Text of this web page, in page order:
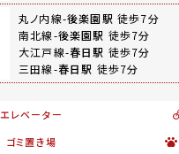
丸ノ内線-後楽園駅 徒歩7分
南北線-後楽園駅 徒歩7分
大江戸線-春日駅 徒歩7分
三田線-春日駅 徒歩7分
エレベーター
ゴミ置き場